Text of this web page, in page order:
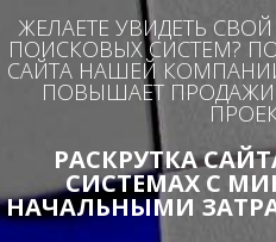
ЖЕЛАЕТЕ УВИДЕТЬ
ПОИСКОВЫХ СИСТЕМ?
САЙТА НАШЕЙ
ПОВЫШАЕТ ПРОДАЖИ
РАСКРУТКА
СИСТЕМАХ С
НАЧАЛЬНЫМИ